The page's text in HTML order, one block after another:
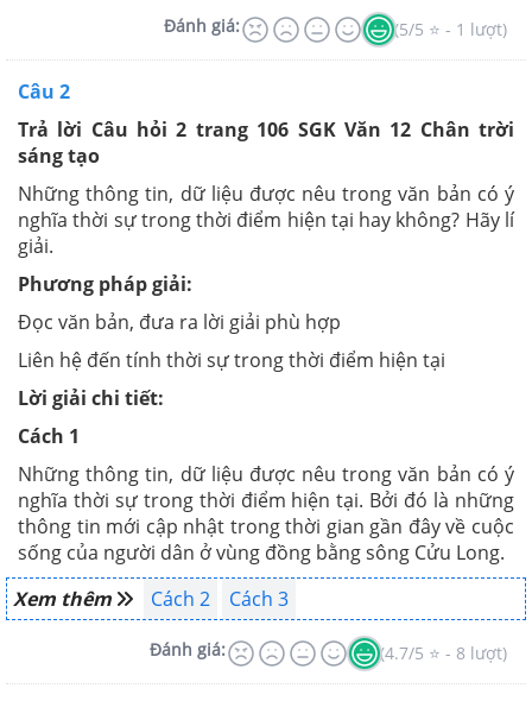
Đánh giá: (5/5 ⭐ - 1 lượt)
Câu 2
Trả lời Câu hỏi 2 trang 106 SGK Văn 12 Chân trời
sáng tạo
Những thông tin, dữ liệu được nêu trong văn bản có ý
nghĩa thời sự trong thời điểm hiện tại hay không? Hãy lí
giải.
Phương pháp giải:
Đọc văn bản, đưa ra lời giải phù hợp
Liên hệ đến tính thời sự trong thời điểm hiện tại
Lời giải chi tiết:
Cách 1
Những thông tin, dữ liệu được nêu trong văn bản có ý
nghĩa thời sự trong thời điểm hiện tại. Bởi đó là những
thông tin mới cập nhật trong thời gian gần đây về cuộc
sống của người dân ở vùng đồng bằng sông Cửu Long.
Xem thêm
Cách 2 Cách 3
Đánh giá: (4.7/5 ⭐ - 8 lượt)